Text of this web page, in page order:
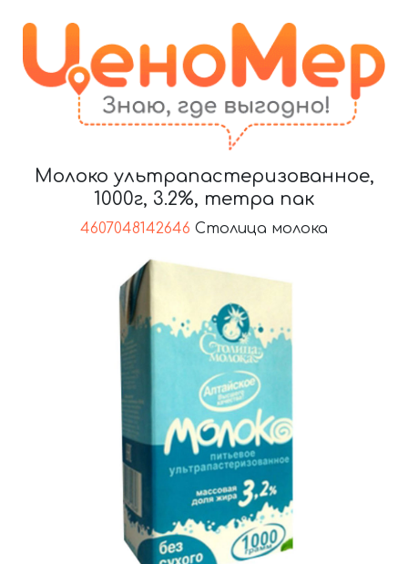
Молоко ультрапастеризованное,
1000г, 3.2%, тетра пак
4607048142646 Столица молока